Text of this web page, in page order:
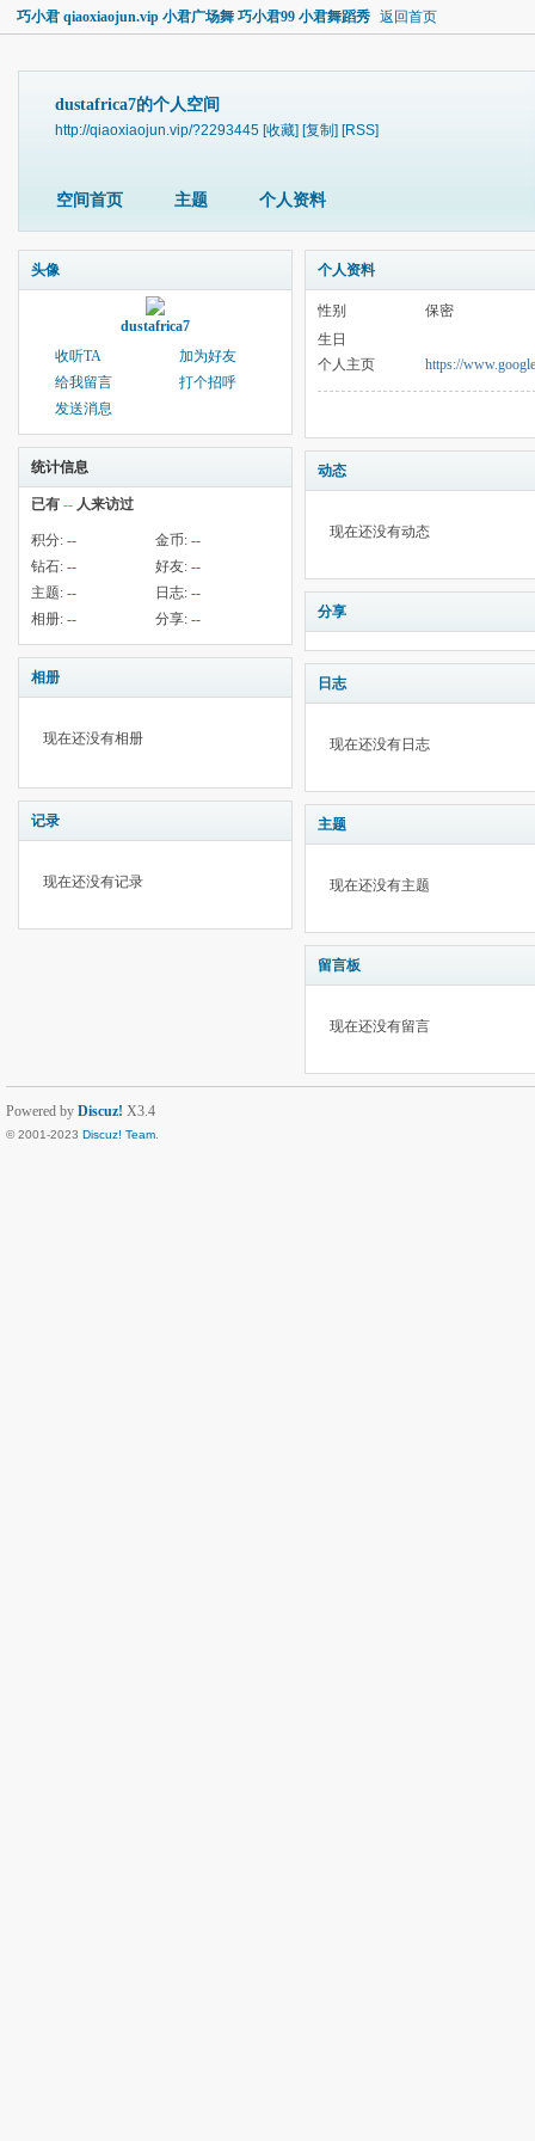
巧小君 qiaoxiaojun.vip 小君广场舞 巧小君99 小君舞蹈秀 返回首页
dustafrica7的个人空间
http://qiaoxiaojun.vip/?2293445 [收藏] [复制] [RSS]
空间首页 主题 个人资料
头像
dustafrica7
收听TA
加为好友
给我留言
打个招呼
发送消息
统计信息
已有 -- 人来访过
积分: -- 金币: --
钻石: -- 好友: --
主题: -- 日志: --
相册: -- 分享: --
相册
现在还没有相册
记录
现在还没有记录
个人资料
性别
保密
生日
个人主页
https://
动态
现在还没有动态
分享
日志
现在还没有日志
主题
现在还没有主题
留言板
现在还没有留言
Powered by Discuz! X3.4
© 2001-2023 Discuz! Team